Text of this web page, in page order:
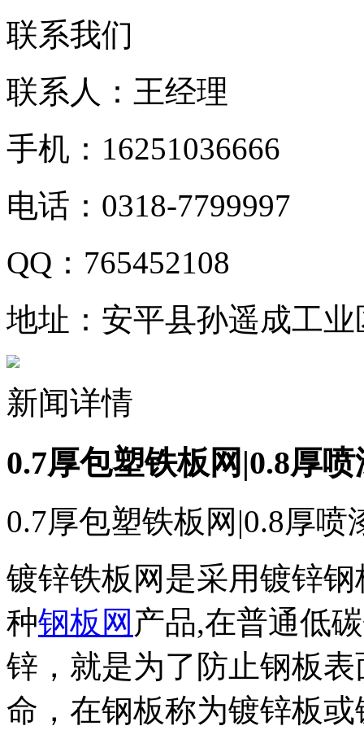
联系我们
联系人：王经理
手机：16251036666
电话：0318-7799997
QQ：765452108
地址：安平县孙遥成工业
新闻详情
0.7厚包塑铁板网|0.8厚
0.7厚包塑铁板网|0.8厚喷
镀锌铁板网是采用镀锌
种钢板网 产品,在普通低
锌，就是为了防止钢板
命，在钢板称为镀锌板